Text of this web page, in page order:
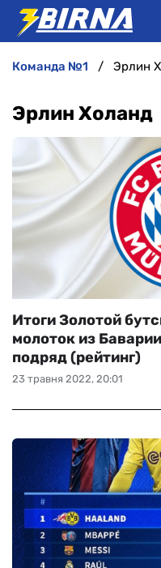
АНАЛІТИКА
ІНТЕРВ'Ю
РІЗНЕ
БУКМЕКЕРИ
команда №1 Эрлин
Эрлин Холанд
23 травня 2022, 20:01
Итоги Золотой
молоток из
подряд (рейтинг)